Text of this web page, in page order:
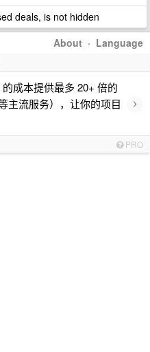
deals, is not hidden
About · Language
成本提供最多 20+ 倍的
主流服务），让你的项目
›
PRO